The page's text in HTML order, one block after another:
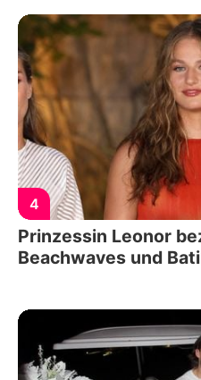
4
Prinzessin Leonor
Beachwaves und